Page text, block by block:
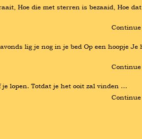
Hoe die met sterren is bezaaid, Hoe
Continue
lig je nog in je bed Op een hoopje Je
Continue
je lopen. Totdat je het ooit zal vinden …
Continue